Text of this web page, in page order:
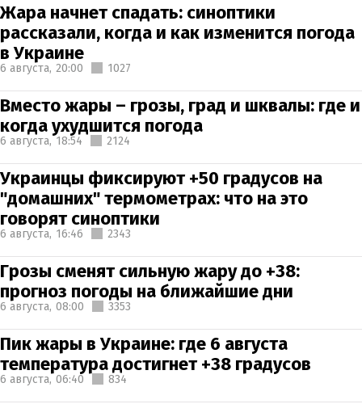
Жара начнет спадать: синоптики
рассказали, когда и как изменится погода
в Украине
6 августа, 20:00 1027
Вместо жары – грозы, град и шквалы: где и
когда ухудшится погода
6 августа, 18:54 2124
Украинцы фиксируют +50 градусов на
"домашних" термометрах: что на это
говорят синоптики
6 августа, 16:46 2343
Грозы сменят сильную жару до +38:
прогноз погоды на ближайшие дни
6 августа, 08:00 3353
Пик жары в Украине: где 6 августа
температура достигнет +38 градусов
6 августа, 06:40 834